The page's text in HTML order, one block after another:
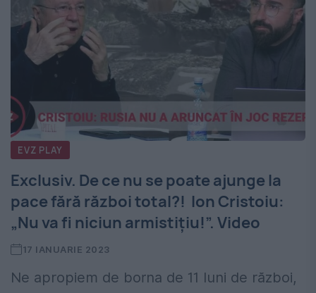
EVZ PLAY
Exclusiv. De ce nu se poate ajunge la
pace fără război total?! Ion Cristoiu:
„Nu va fi niciun armistițiu!”. Video
17 IANUARIE 2023
Ne apropiem de borna de 11 luni de război,